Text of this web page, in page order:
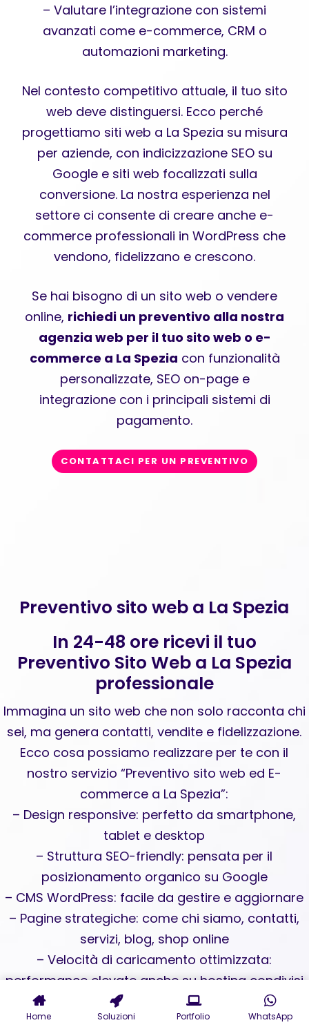
– Valutare l’integrazione con sistemi
avanzati come e-commerce, CRM o
automazioni marketing.
Nel contesto competitivo attuale, il tuo sito
web deve distinguersi. Ecco perché
progettiamo siti web a La Spezia su misura
per aziende, con indicizzazione SEO su
Google e siti web focalizzati sulla
conversione. La nostra esperienza nel
settore ci consente di creare anche e-
commerce professionali in WordPress che
vendono, fidelizzano e crescono.
Se hai bisogno di un sito web o vendere
online, richiedi un preventivo alla nostra
agenzia web per il tuo sito web o e-
commerce a La Spezia con funzionalità
personalizzate, SEO on-page e
integrazione con i principali sistemi di
pagamento.
CONTATTACI PER UN PREVENTIVO
Preventivo sito web a La Spezia
In 24-48 ore ricevi il tuo
Preventivo Sito Web a La Spezia
professionale
Immagina un sito web che non solo racconta chi
sei, ma genera contatti, vendite e fidelizzazione.
Ecco cosa possiamo realizzare per te con il
nostro servizio “Preventivo sito web ed E-
commerce a La Spezia”:
– Design responsive: perfetto da smartphone,
tablet e desktop
– Struttura SEO-friendly: pensata per il
posizionamento organico su Google
– CMS WordPress: facile da gestire e aggiornare
– Pagine strategiche: come chi siamo, contatti,
servizi, blog, shop online
– Velocità di caricamento ottimizzata:
performance elevate anche su hosting condivisi
– Consulenza UX/UI: per un’esperienza utente
coinvolgente
Home Soluzioni Portfolio WhatsApp